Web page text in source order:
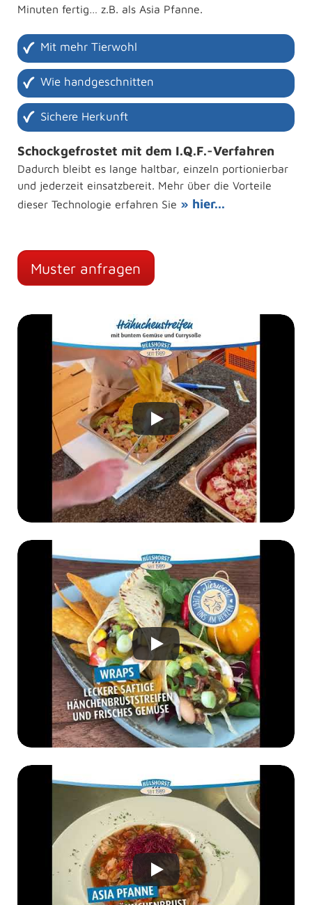
Minuten fertig… z.B. als Asia Pfanne.
Mit mehr Tierwohl
Wie handgeschnitten
Sichere Herkunft
Schockgefrostet mit dem I.Q.F.-Verfahren
Dadurch bleibt es lange haltbar, einzeln portionierbar
und jederzeit einsatzbereit. Mehr über die Vorteile
dieser Technologie erfahren Sie » hier...
Muster anfragen